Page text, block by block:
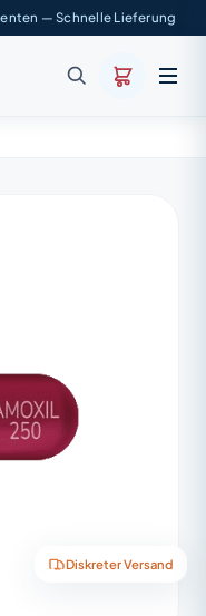
— Schnelle Lieferung
Diskreter Versand